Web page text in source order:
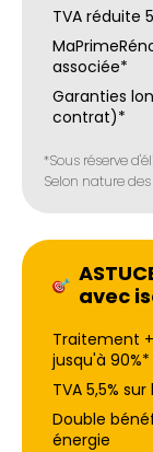
TVA réduite
associée*
Garanties
contrat)*
*Sous réserve
Selon nature
avec
Traitement
jusqu'à 90%*
TVA 5,5%
Double
énergie